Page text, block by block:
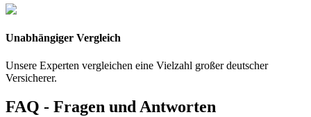
Unabhängiger Vergleich
Unsere Experten vergleichen eine Vielzahl großer deutscher
Versicherer.
FAQ - Fragen und Antworten